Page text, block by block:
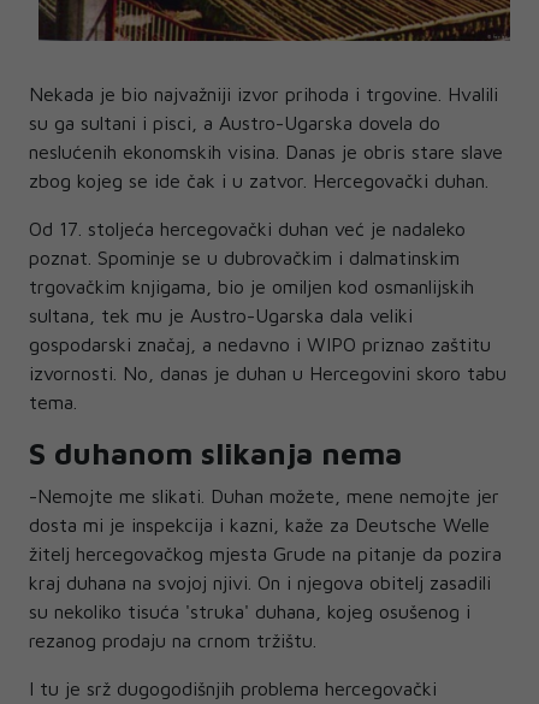
Nekada je bio najvažniji izvor prihoda i trgovine. Hvalili
su ga sultani i pisci, a Austro-Ugarska dovela do
neslućenih ekonomskih visina. Danas je obris stare slave
zbog kojeg se ide čak i u zatvor. Hercegovački duhan.
Od 17. stoljeća hercegovački duhan već je nadaleko
poznat. Spominje se u dubrovačkim i dalmatinskim
trgovačkim knjigama, bio je omiljen kod osmanlijskih
sultana, tek mu je Austro-Ugarska dala veliki
gospodarski značaj, a nedavno i WIPO priznao zaštitu
izvornosti. No, danas je duhan u Hercegovini skoro tabu
tema.
S duhanom slikanja nema
-Nemojte me slikati. Duhan možete, mene nemojte jer
dosta mi je inspekcija i kazni, kaže za Deutsche Welle
žitelj hercegovačkog mjesta Grude na pitanje da pozira
kraj duhana na svojoj njivi. On i njegova obitelj zasadili
su nekoliko tisuća 'struka' duhana, kojeg osušenog i
rezanog prodaju na crnom tržištu.
I tu je srž dugogodišnjih problema hercegovački